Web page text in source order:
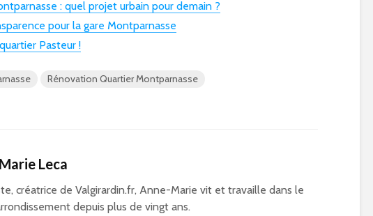
: quel projet urbain pour demain ?
pour la gare Montparnasse
Pasteur !
Rénovation Quartier Montparnasse
Leca
créatrice de Valgirardin.fr, Anne-Marie vit et travaille dans le
depuis plus de vingt ans.